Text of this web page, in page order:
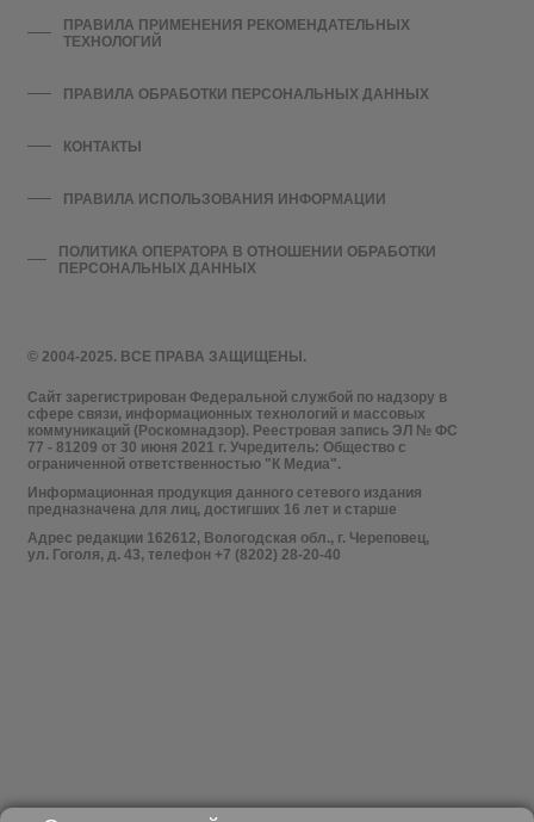
© 2004-2025. ВСЕ ПРАВА ЗАЩИЩЕНЫ.
Сайт зарегистрирован Федеральной службой по надзору в
сфере связи, информационных технологий и массовых
коммуникаций (Роскомнадзор). Реестровая запись ЭЛ № ФС
77 - 81209 от 30 июня 2021 г. Учредитель: Общество с
ограниченной ответственностью "К Медиа".
Информационная продукция данного сетевого издания
предназначена для лиц, достигших 16 лет и старше
Адрес редакции 162612, Вологодская обл., г. Череповец,
ул. Гоголя, д. 43, телефон +7 (8202) 28-20-40
ПРАВИЛА ПРИМЕНЕНИЯ РЕКОМЕНДАТЕЛЬНЫХ
ТЕХНОЛОГИЙ
ПРАВИЛА ОБРАБОТКИ ПЕРСОНАЛЬНЫХ ДАННЫХ
КОНТАКТЫ
ПРАВИЛА ИСПОЛЬЗОВАНИЯ ИНФОРМАЦИИ
ПОЛИТИКА ОПЕРАТОРА В ОТНОШЕНИИ ОБРАБОТКИ
ПЕРСОНАЛЬНЫХ ДАННЫХ